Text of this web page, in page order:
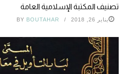
تصنيف المكتبة الإسلامية العامة
يناير 26, 2018 BY BOUTAHAR